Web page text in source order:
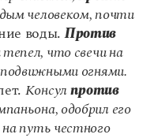
курс
и пунктуации
человеком, почти
воды.Против
что свечи на
огнями.
Консул против
одобрил его
путь честного